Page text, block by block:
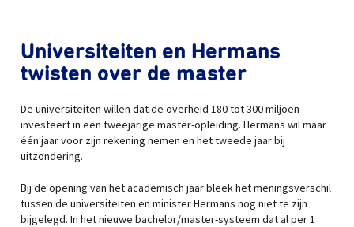
Universiteiten en Hermans
twisten over de master
De universiteiten willen dat de overheid 180 tot 300 miljoen
investeert in een tweejarige master-opleiding. Hermans wil maar
één jaar voor zijn rekening nemen en het tweede jaar bij
uitzondering.
Bij de opening van het academisch jaar bleek het meningsverschil
tussen de universiteiten en minister Hermans nog niet te zijn
bijgelegd. In het nieuwe bachelor/master-systeem dat al per 1